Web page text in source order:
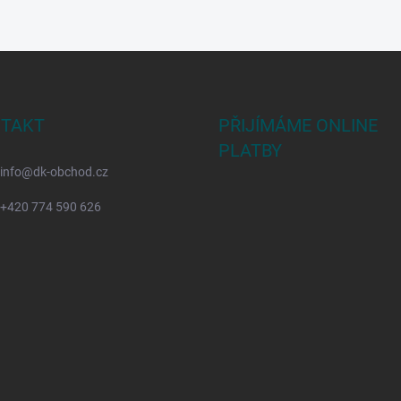
info@dk-obchod.cz
+420 774 590 626
PŘIJÍMÁME ONLINE
PLATBY